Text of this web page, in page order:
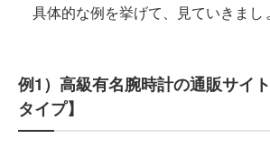
具体的な例を挙げて、見ていきまし
例1）高級有名腕時計の通販サイ
タイプ】